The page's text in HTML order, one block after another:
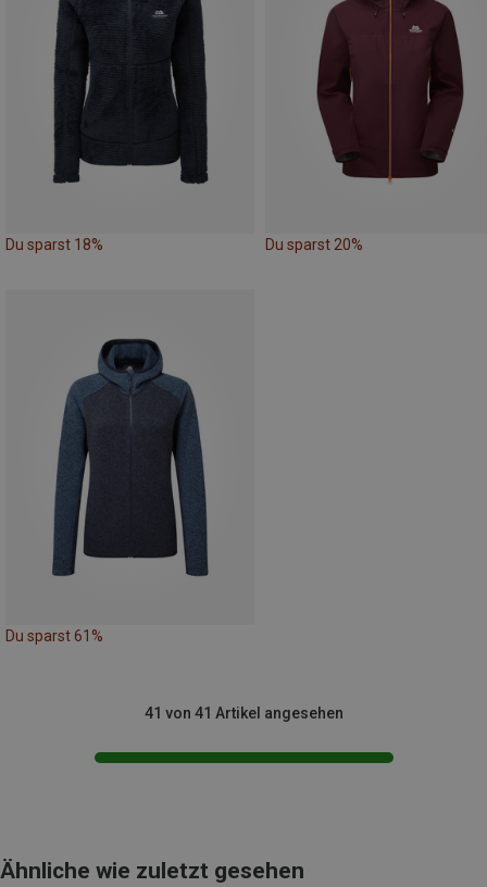
Du sparst 18% Du sparst 20%
Du sparst 61%
41 von 41 Artikel angesehen
Ähnliche wie zuletzt gesehen